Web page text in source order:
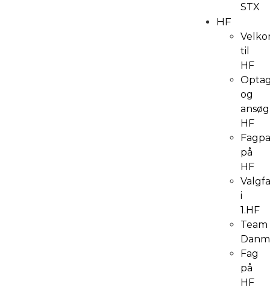
STX
HF
til
HF
og
HF
på
HF
i
1.HF
Team
Fag
på
HF